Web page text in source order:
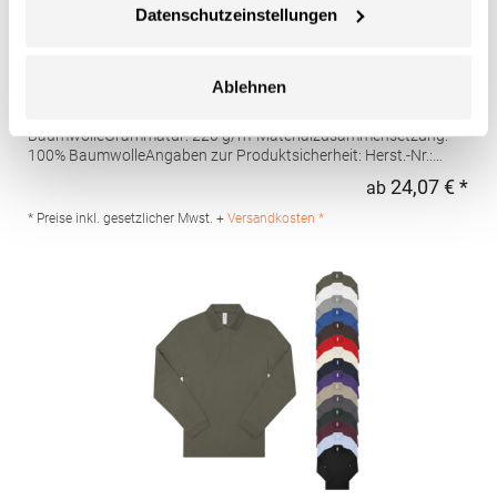
Datenschutzeinstellungen
Ablehnen
Hochwertig verarbeitete Knopfleiste mit drei Knöpfen Ton-in-Ton
BaumwolleGrammatur: 220 g/m²Materialzusammensetzung:
100% BaumwolleAngaben zur Produktsicherheit: Herst.-Nr.:
40472 Düsseldorf Deutschland E-Mail: info@promodoro.de
ab 24,07 € *
* Preise inkl. gesetzlicher Mwst. + Versandkosten *